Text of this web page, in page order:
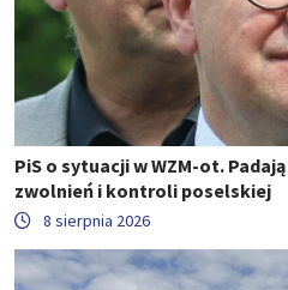
PiS o sytuacji w WZM-ot.
zwolnień i kontroli poselskiej
8 sierpnia 2026